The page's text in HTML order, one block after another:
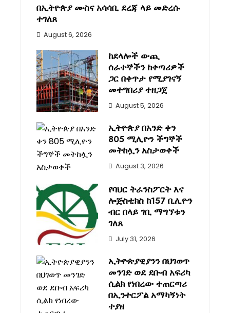
በኢትዮጵያ ሙስና አሳሳቢ ደረጃ ላይ መድረሱ
ተገለጸ
August 6, 2026
ከደላሎች ውጪ
ሰራተኞችን ከቀጣሪዎች
ጋር በቀጥታ የሚያገናኝ
መተግበሪያ ተዘጋጀ
August 5, 2026
ኢትዮጵያ በአንድ ቀን
805 ሚሊዮን ችግኞች
መትከሏን አስታወቀች
August 3, 2026
የባህር ትራንስፖርት እና
ሎጅስቲክስ ከ157 ቢሊዮን
ብር በላይ ገቢ ማግኘቱን
ገለጸ
July 31, 2026
ኢትዮጵያዊያንን በህገወጥ
መንገድ ወደ ደቡብ አፍሪካ
ሲልክ የነበረው ተጠርጣሪ
በኢንተርፖል አማካኝነት
ተያዘ